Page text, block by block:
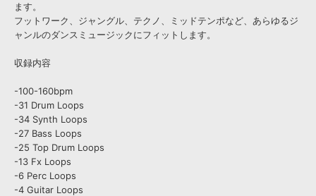
ます。
フットワーク、ジャングル、テクノ、ミッドテンポなど、あらゆるジ
ャンルのダンスミュージックにフィットします。
収録内容
-100-160bpm
-31 Drum Loops
-34 Synth Loops
-27 Bass Loops
-25 Top Drum Loops
-13 Fx Loops
-6 Perc Loops
-4 Guitar Loops